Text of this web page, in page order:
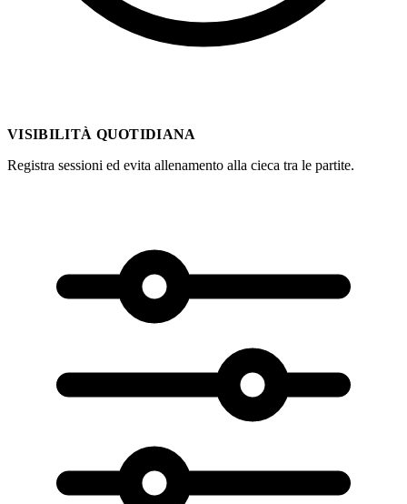
VISIBILITÀ QUOTIDIANA
Registra sessioni ed evita allenamento alla cieca tra le partite.